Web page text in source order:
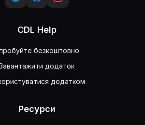
CDL Help
безкоштовно
додаток
додатком
Ресурси